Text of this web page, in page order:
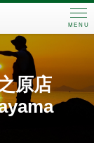
MENU
原店